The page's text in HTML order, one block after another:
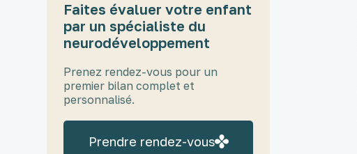
Faites évaluer votre enfant
par un spécialiste du
neurodéveloppement
Prenez rendez-vous pour un
premier bilan complet et
personnalisé.
Prendre rendez-vous